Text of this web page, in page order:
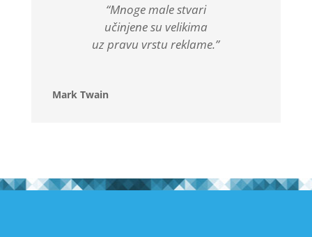
“Mnoge male stvari
učinjene su velikima
uz pravu vrstu reklame.”
Mark Twain